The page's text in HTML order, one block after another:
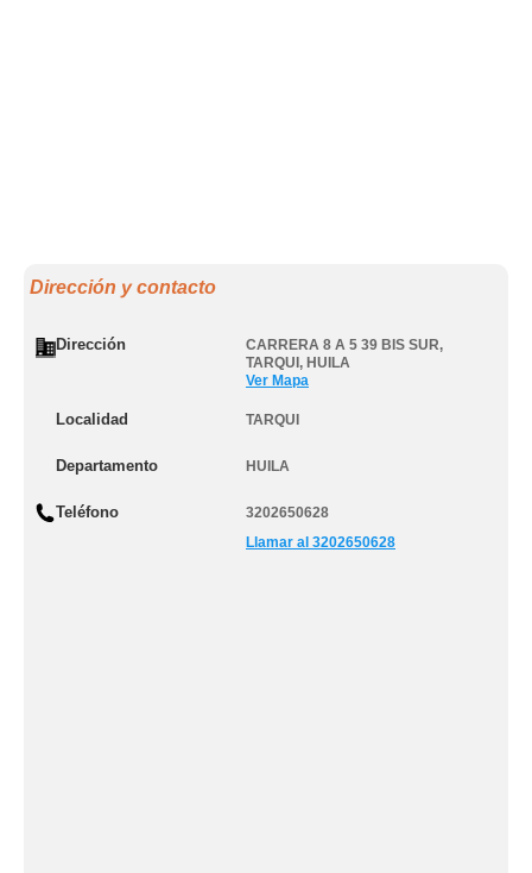
Dirección y contacto
Dirección CARRERA 8 A 5 39 BIS SUR,
TARQUI , HUILA
Ver Mapa
Localidad TARQUI
Departamento HUILA
Teléfono
3202650628
Llamar al 3202650628